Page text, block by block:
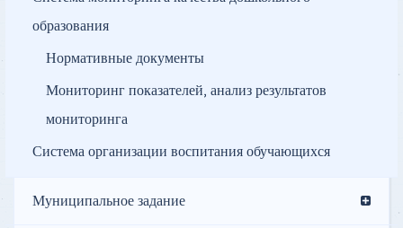
образования
Нормативные документы
Мониторинг показателей, анализ результатов
мониторинга
Система организации воспитания обучающихся
Муниципальное задание